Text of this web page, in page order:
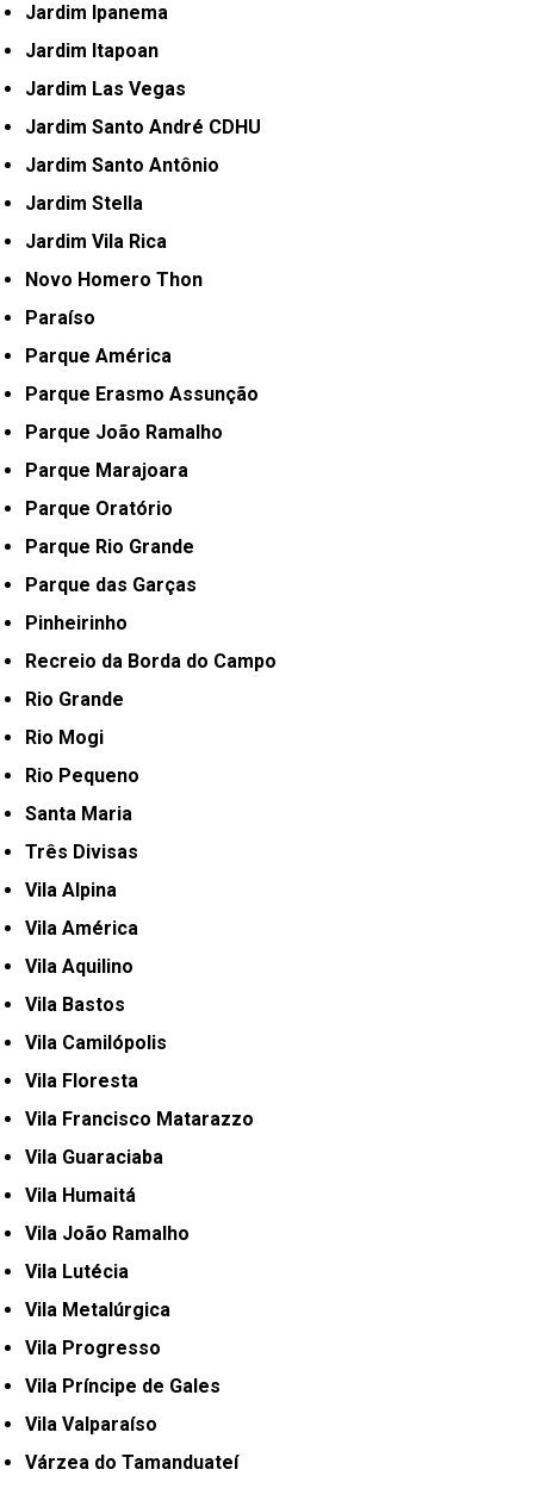
Jardim Ipanema
Jardim Itapoan
Jardim Las Vegas
Jardim Santo André CDHU
Jardim Santo Antônio
Jardim Stella
Jardim Vila Rica
Novo Homero Thon
Paraíso
Parque América
Parque Erasmo Assunção
Parque João Ramalho
Parque Marajoara
Parque Oratório
Parque Rio Grande
Parque das Garças
Pinheirinho
Recreio da Borda do Campo
Rio Grande
Rio Mogi
Rio Pequeno
Santa Maria
Três Divisas
Vila Alpina
Vila América
Vila Aquilino
Vila Bastos
Vila Camilópolis
Vila Floresta
Vila Francisco Matarazzo
Vila Guaraciaba
Vila Humaitá
Vila João Ramalho
Vila Lutécia
Vila Metalúrgica
Vila Progresso
Vila Príncipe de Gales
Vila Valparaíso
Várzea do Tamanduateí